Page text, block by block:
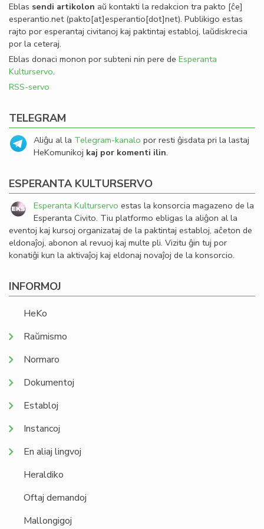
Eblas sendi artikolon aŭ kontakti la redakcion tra pakto [ĉe]
esperantio.net(pakto[at]esperantio[dot]net). Publikigo estas
rajto por esperantaj civitanoj kaj paktintaj establoj, laŭdiskrecia
por la ceteraj.
Eblas donaci monon por subteni nin pere de Esperanta
Kulturservo.
RSS-servo
TELEGRAM
Aliĝu al la Telegram-kanalo por resti ĝisdata pri la lastaj
HeKomunikoj kaj por komenti ilin.
ESPERANTA KULTURSERVO
Esperanta Kulturservo estas la konsorcia magazeno de la
Esperanta Civito. Tiu platformo ebligas la aliĝon al la
eventoj kaj kursoj organizataj de la paktintaj establoj, aĉeton de
eldonaĵoj, abonon al revuoj kaj multe pli. Vizitu ĝin tuj por
konatiĝi kun la aktivaĵoj kaj eldonaj novaĵoj de la konsorcio.
INFORMOJ
HeKo
Raŭmismo
Normaro
Dokumentoj
Establoj
Instancoj
En aliaj lingvoj
Heraldiko
Oftaj demandoj
Mallongigoj